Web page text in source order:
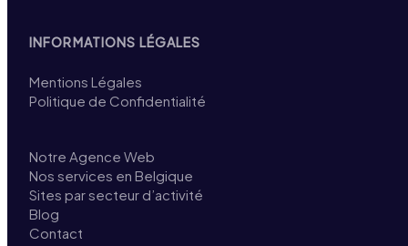
INFORMATIONS LÉGALES
Mentions Légales
Politique de Confidentialité
Notre Agence Web
Nos services en Belgique
Sites par secteur d’activité
Blog
Contact